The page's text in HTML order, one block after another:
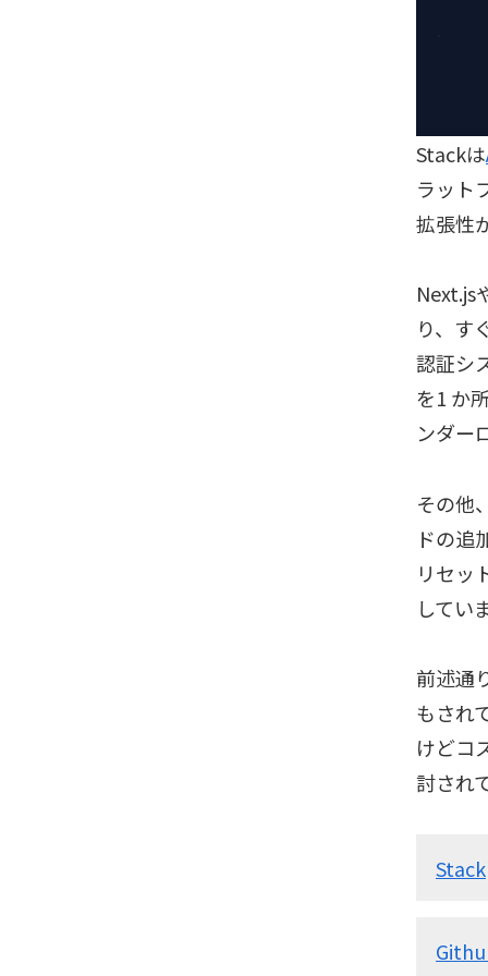
Stackは
ラット
拡張性
Next.js
り、す
認証シ
を1 か
ンダー
その他
ドの追
リセッ
してい
前述通
もされ
けどコ
討され
Stack